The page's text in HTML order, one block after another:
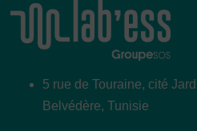
5 rue de Touraine, cité
Belvédère, Tunisie